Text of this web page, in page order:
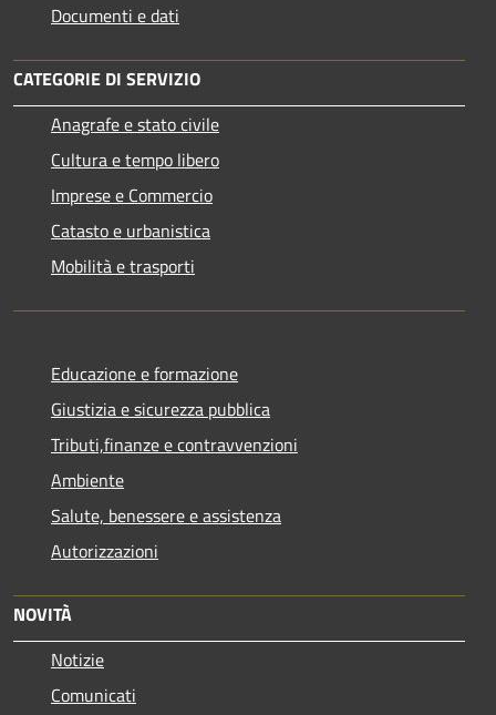
Documenti e dati
CATEGORIE DI SERVIZIO
Anagrafe e stato civile
Cultura e tempo libero
Imprese e Commercio
Catasto e urbanistica
Mobilità e trasporti
Educazione e formazione
Giustizia e sicurezza pubblica
Tributi,finanze e contravvenzioni
Ambiente
Salute, benessere e assistenza
Autorizzazioni
NOVITÀ
Notizie
Comunicati